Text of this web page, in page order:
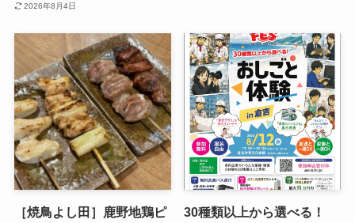
2026年8月4日
［焼鳥よし田］鹿野地鶏ピ
30種類以上から選べる！